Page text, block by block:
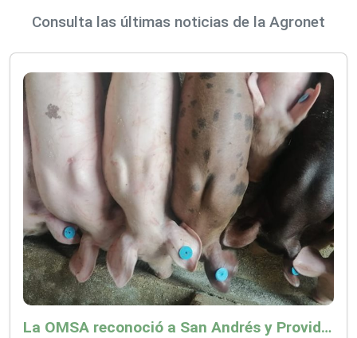
Consulta las últimas noticias de la Agronet
La OMSA reconoció a San Andrés y Providencia como zona libre de Peste Porcina Clásica (PPC)